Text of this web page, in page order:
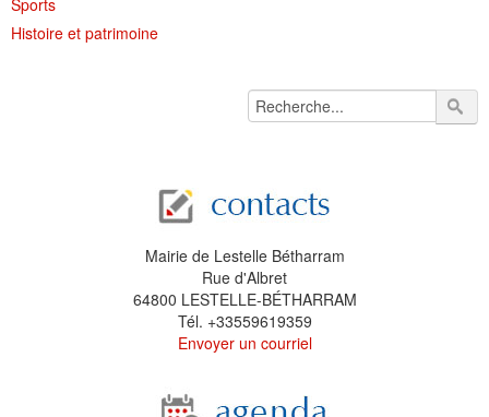
Sports
Histoire et patrimoine
Mairie de Lestelle Bétharram
Rue d'Albret
64800 LESTELLE-BÉTHARRAM
Tél. +33559619359
Envoyer un courriel